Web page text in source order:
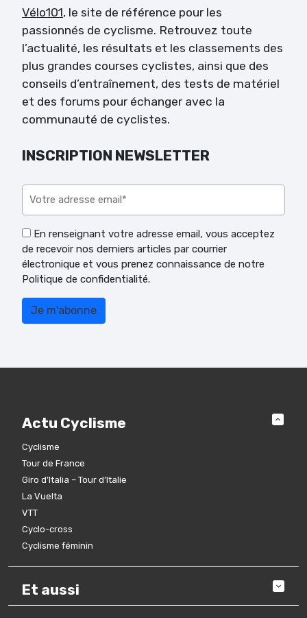
Vélo101, le site de référence pour les
passionnés de cyclisme. Retrouvez toute
l’actualité, les résultats et les classements des
plus grandes courses cyclistes, ainsi que des
conseils d’entraînement, des tests de matériel
et des forums pour échanger avec la
communauté de cyclistes.
INSCRIPTION NEWSLETTER
En renseignant votre adresse email, vous acceptez
de recevoir nos derniers articles par courrier
électronique et vous prenez connaissance de notre
Politique de confidentialité.
Actu Cyclisme
Cyclisme
Tour de France
Giro d’Italia – Tour d’Italie
La Vuelta
VTT
Cyclo-cross
Cyclisme féminin
Et aussi